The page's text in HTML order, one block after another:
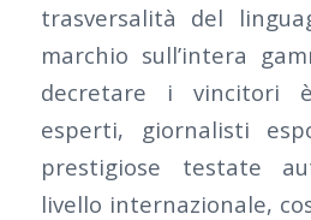
trasversalità del
marchio sull’intera
decretare i vincitori
esperti, giornalisti
prestigiose testate
livello internazionale,